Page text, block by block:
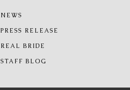
NEWS
PRESS RELEASE
REAL BRIDE
STAFF BLOG